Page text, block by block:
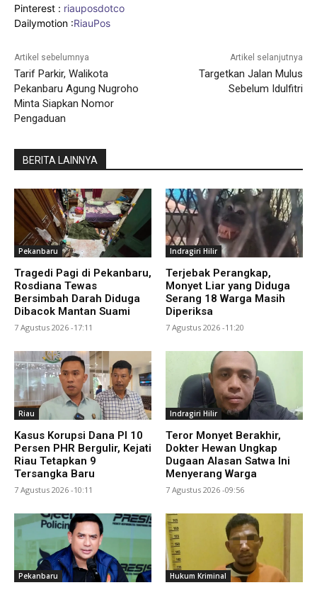
Pinterest : riauposdotco
Dailymotion :RiauPos
Artikel sebelumnya
Tarif Parkir, Walikota
Pekanbaru Agung Nugroho
Minta Siapkan Nomor
Pengaduan
Artikel selanjutnya
Targetkan Jalan Mulus
Sebelum Idulfitri
BERITA LAINNYA
Pekanbaru
Tragedi Pagi di Pekanbaru,
Rosdiana Tewas
Bersimbah Darah Diduga
Dibacok Mantan Suami
7 Agustus 2026 -17:11
Indragiri Hilir
Terjebak Perangkap,
Monyet Liar yang Diduga
Serang 18 Warga Masih
Diperiksa
7 Agustus 2026 -11:20
Riau
Kasus Korupsi Dana PI 10
Persen PHR Bergulir, Kejati
Riau Tetapkan 9
Tersangka Baru
7 Agustus 2026 -10:11
Indragiri Hilir
Teror Monyet Berakhir,
Dokter Hewan Ungkap
Dugaan Alasan Satwa Ini
Menyerang Warga
7 Agustus 2026 -09:56
Pekanbaru Hukum Kriminal